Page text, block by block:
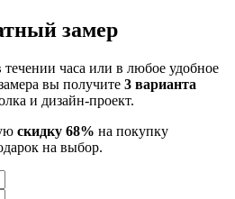
замер
часа или в любое удобное
вы получите 3 варианта
и дизайн-проект.
скидку 68% на покупку
на выбор.